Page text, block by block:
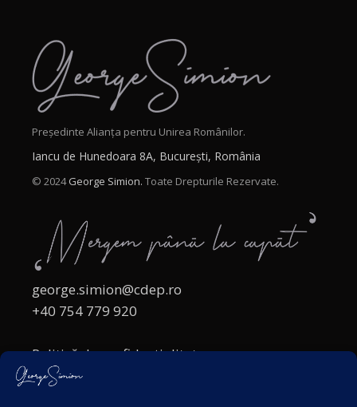
Președinte Alianța pentru Unirea Românilor.
Iancu de Hunedoara 8A, București, România
© 2024George Simion. Toate Drepturile Rezervate.
george.simion@cdep.ro
+40 754 779 920
Politică de confidențialitate
Politica cookies